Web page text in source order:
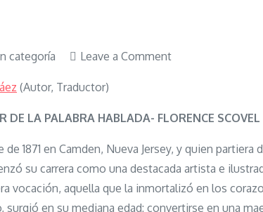
categoría Leave a Commenton
Poder
La
Palabra
Hablada
(Autor, Traductor)
DE LA PALABRA HABLADA- FLORENCE
1871 en Camden, Nueva Jersey, y quien partiera
su carrera como una destacada artista e
vocación, aquella que la inmortalizó en los
en su mediana edad: convertirse en una